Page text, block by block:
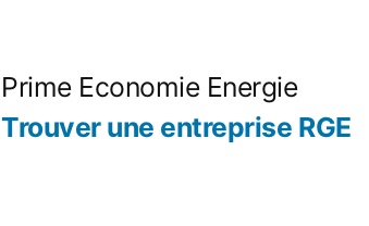
Prime Economie Energie
Trouver une entreprise RGE